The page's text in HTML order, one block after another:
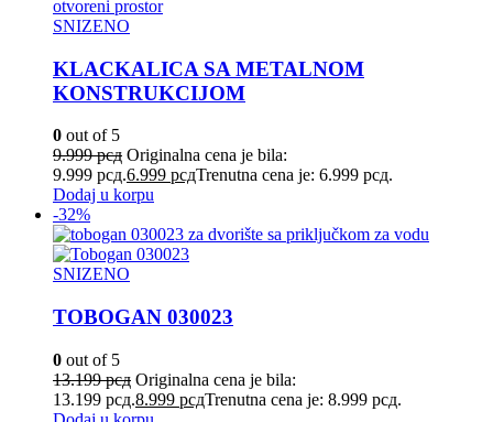
SNIZENO
KLACKALICA SA METALNOM
KONSTRUKCIJOM
0 out of 5
9.999рсд Originalna cena je bila:
9.999 рсд.6.999 рсдTrenutna cena je: 6.999 рсд.
Dodaj u korpu
-32%
SNIZENO
TOBOGAN 030023
0 out of 5
13.199рсд Originalna cena je bila:
13.199 рсд.8.999 рсдTrenutna cena je: 8.999 рсд.